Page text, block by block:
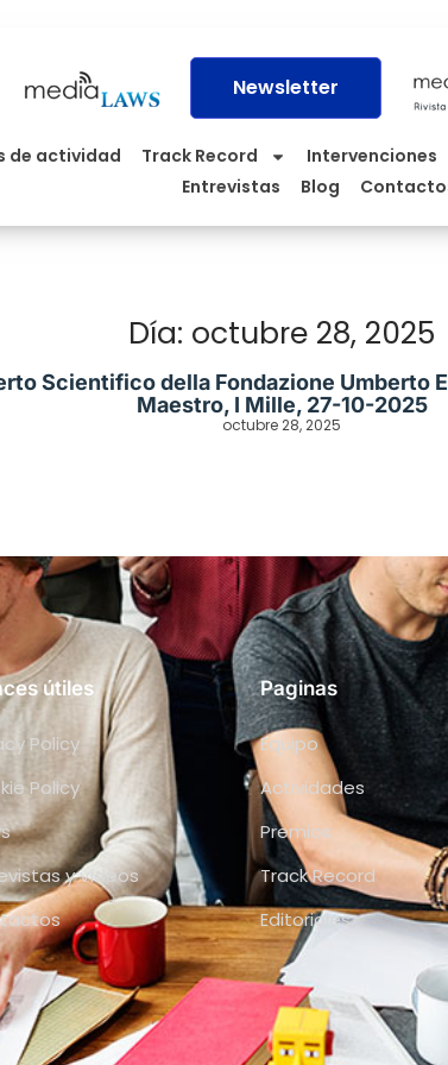
Newsletter
de actividad Track Record Intervenciones
Entrevistas
Blog
Día: octubre 28, 2025
Scientifico della Fondazione Umberto
Maestro, I Mille, 27-10-2025
octubre 28, 2025
útiles
Policy
Policy
y vídeos
Paginas
Equipo
Actividades
Premios
Track Record
Editoriales